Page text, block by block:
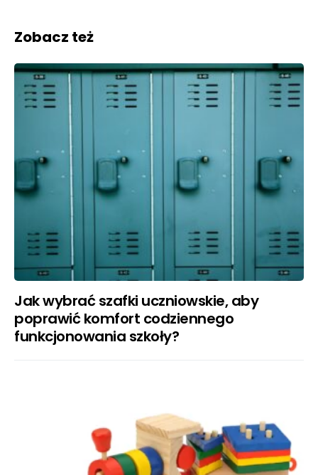
Zobacz też
Jak wybrać szafki uczniowskie, aby
poprawić komfort codziennego
funkcjonowania szkoły?